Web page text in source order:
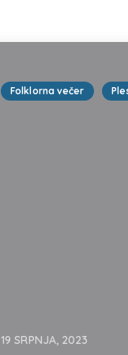
Folklorna večer
19 SRPNJA, 2023